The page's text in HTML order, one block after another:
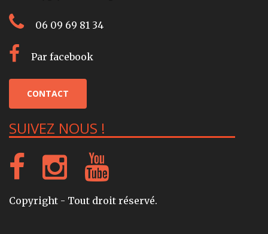
06 09 69 81 34
Par facebook
CONTACT
SUIVEZ NOUS !
Copyright - Tout droit réservé.